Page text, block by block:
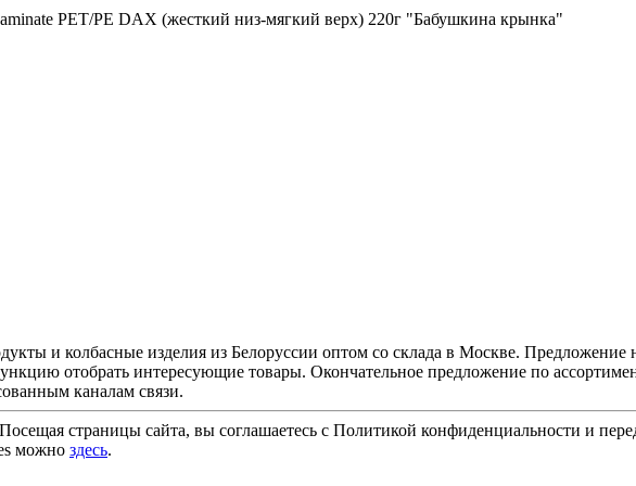
PET/PE DAX (жесткий низ-мягкий верх) 220г "Бабушкина крынка"
колбасные изделия из Белоруссии оптом со склада в Москве. Предложение
отобрать интересующие товары. Окончательное предложение по
каналам связи.
страницы сайта, вы соглашаетесь с Политикой конфиденциальности и
можно здесь.